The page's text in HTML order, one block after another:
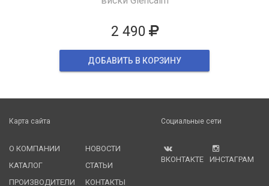
2 490
ДОБАВИТЬ В КОРЗИНУ
Карта сайта
О КОМПАНИИ
КАТАЛОГ
ПРОИЗВОДИТЕЛИ
НОВОСТИ
СТАТЬИ
КОНТАКТЫ
Социальные сети
ВКОНТАКТЕ ИНСТАГРАМ